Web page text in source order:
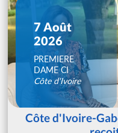
7 Août
2026
PREMIERE
DAME CI
Côte d'Ivoire
Côte d'Ivoire-